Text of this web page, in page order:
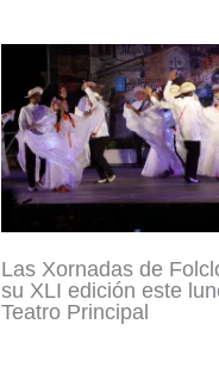
Las Xornadas de
su XLI edición este
Teatro Principal